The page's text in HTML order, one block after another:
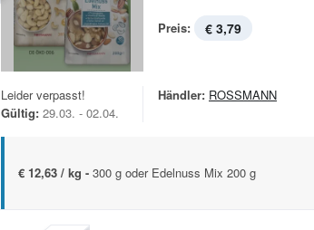
Preis: € 3,79
Leider verpasst!
Gültig: 29.03. - 02.04.
Händler: ROSSMANN
€ 12,63 / kg - 300 g oder Edelnuss Mix 200 g